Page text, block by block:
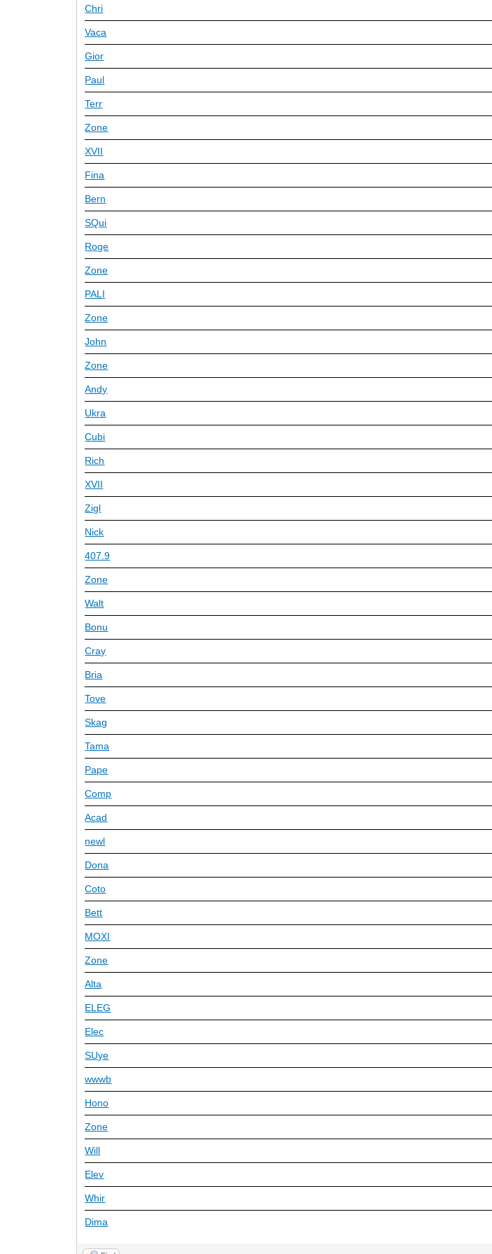
Chri
Vaca
Gior
Paul
Terr
Zone
XVII
Fina
Bern
SQui
Roge
Zone
PALI
Zone
John
Zone
Andy
Ukra
Cubi
Rich
XVII
Zigl
Nick
407.9
Zone
Walt
Bonu
Cray
Bria
Tove
Skag
Tama
Pape
Comp
Acad
newl
Dona
Coto
Bett
MOXI
Zone
Alta
ELEG
Elec
SUye
wwwb
Hono
Zone
Will
Elev
Whir
Dima